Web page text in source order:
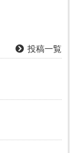
投稿一覧